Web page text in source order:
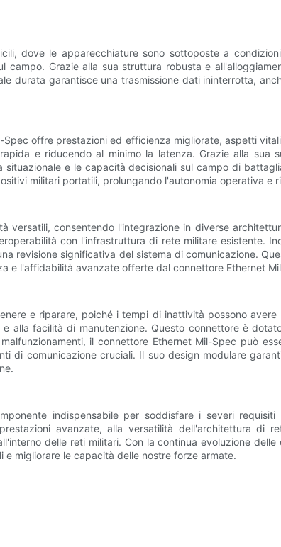
dove le apparecchiature sono sottoposte a
campo. Grazie alla sua struttura robusta e
durata garantisce una trasmissione dati ininterrotta,
offre prestazioni ed efficienza migliorate, aspetti
e riducendo al minimo la latenza. Grazie alla sua
e le capacità decisionali sul campo di
militari portatili, prolungando l'autonomia operativa e
versatili, consentendo l'integrazione in diverse
con l'infrastruttura di rete militare
revisione significativa del sistema di comunicazione.
e l'affidabilità avanzate offerte dal connettore Ethernet
e riparare, poiché i tempi di inattività possono
alla facilità di manutenzione. Questo connettore è
il connettore Ethernet Mil-Spec può
di comunicazione cruciali. Il suo design modulare
indispensabile per soddisfare i severi
avanzate, alla versatilità dell'architettura di
delle reti militari. Con la continua evoluzione
migliorare le capacità delle nostre forze armate.